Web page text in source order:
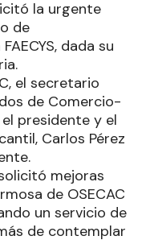
la urgente
de
dada su
el secretario
de Comercio-
presidente y el
Carlos Pérez
mejoras
de OSECAC
un servicio de
de contemplar